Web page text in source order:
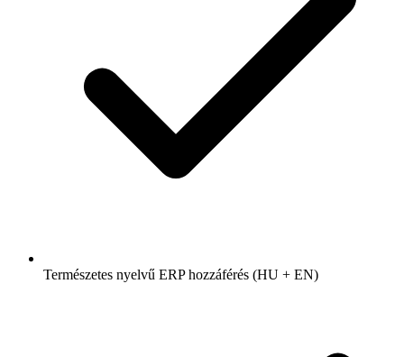
Természetes nyelvű ERP hozzáférés (HU + EN)